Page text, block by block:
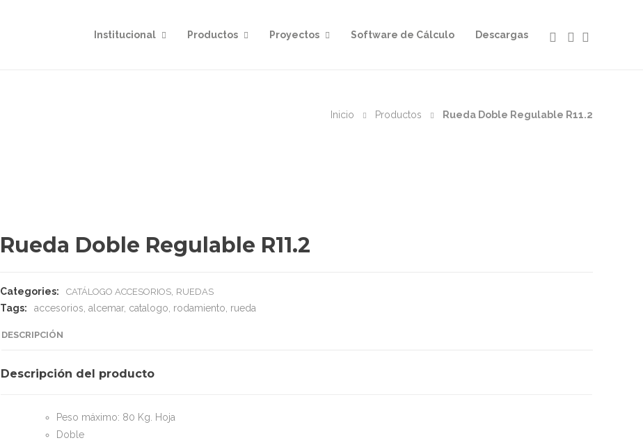
Institucional Productos Proyectos Software de Cálculo Descargas
Inicio Productos Rueda Doble Regulable R11.2
Rueda Doble Regulable R11.2
Categories: CATÁLOGO ACCESORIOS RUEDAS
Tags: accesorios alcemar, catalogo rodamiento rueda
DESCRIPCIÓN
Descripción del producto
Peso máximo: 80 Kg. Hoja
Doble